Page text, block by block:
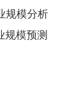
规模分析
规模预测